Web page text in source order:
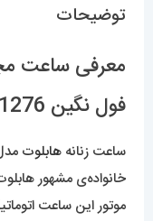
توضیحات
معرفی ساعت
فول نگین HUBLOT BIG BANG 01276
ساعت زنانه هابلوت
خانواده‌ی مشهور
موتور این ساعت